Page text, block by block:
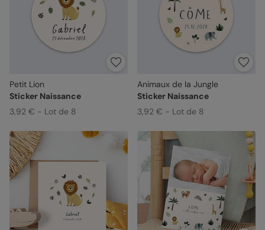
Petit Lion
Sticker Naissance
3,92 € - Lot de 8
Animaux de la Jungle
Sticker Naissance
3,92 € - Lot de 8